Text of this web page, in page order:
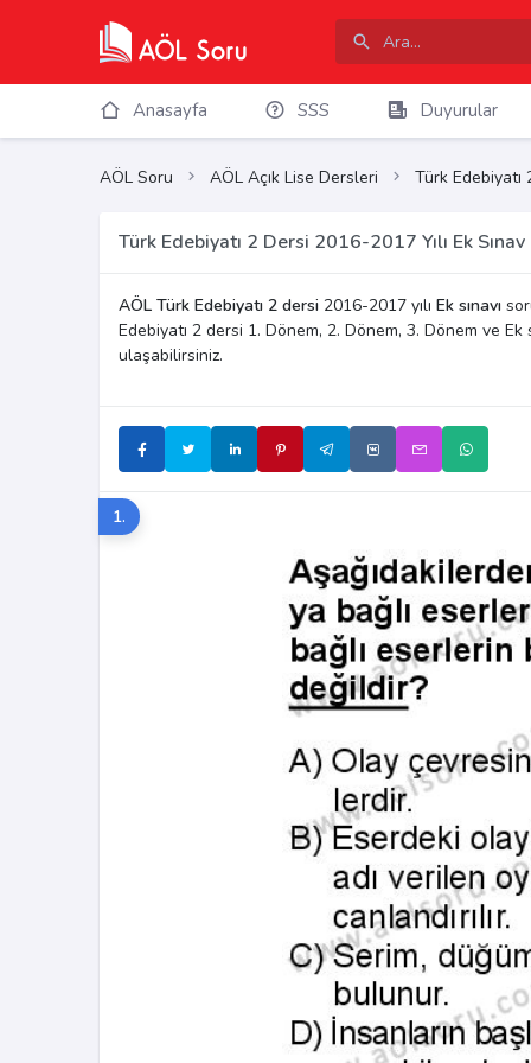
Anasayfa SSS Duyurular
AÖL Soru AÖL Açık Lise Dersleri Türk Edebiyatı
Türk Edebiyatı 2 Dersi 2016-2017 Yılı Ek Sınav
AÖL Türk Edebiyatı 2 dersi 2016-2017 yılı Ek sınavı
Edebiyatı 2 dersi 1. Dönem, 2. Dönem, 3. Dönem ve Ek
ulaşabilirsiniz.
1.